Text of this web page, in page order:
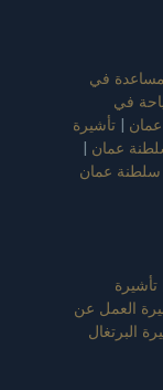
في
في
| تأشيرة
عمان |
عمان
تأشيرة
العمل عن
البرتغال